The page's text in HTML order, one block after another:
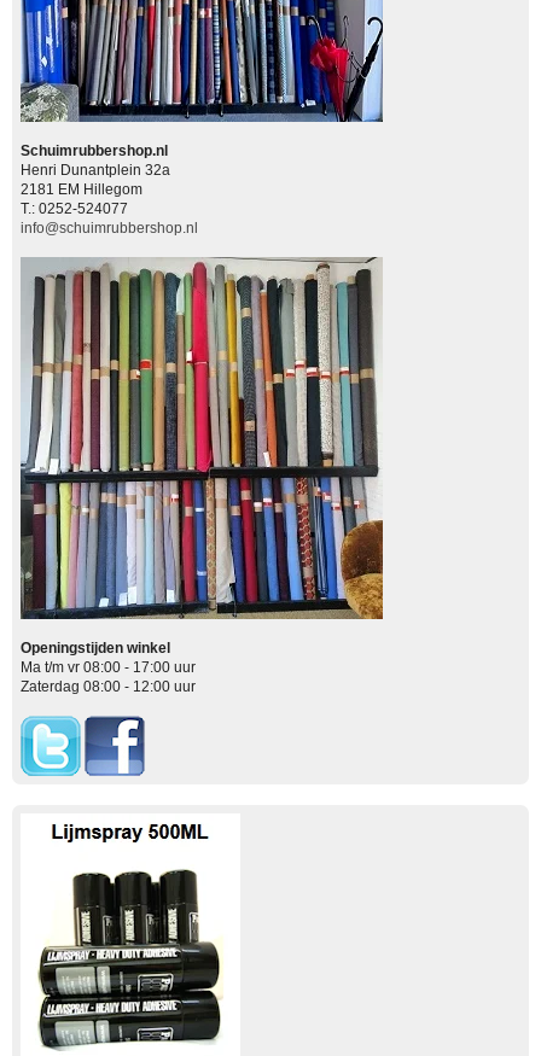
Schuimrubbershop.nl
Henri Dunantplein 32a
2181 EM Hillegom
T.: 0252-524077
info@schuimrubbershop.nl
Openingstijden winkel
Ma t/m vr 08:00 - 17:00 uur
Zaterdag 08:00 - 12:00 uur